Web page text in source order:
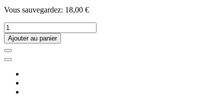
Vous sauvegardez: 18,00 €
Ajouter au panier